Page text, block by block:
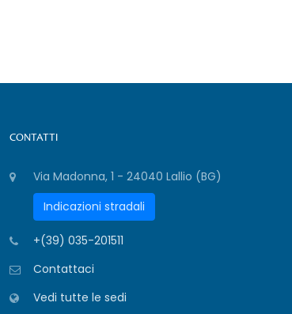
CONTATTI
Via Madonna, 1 - 24040 Lallio (BG)
Indicazioni stradali
+(39) 035-201511
Contattaci
Vedi tutte le sedi